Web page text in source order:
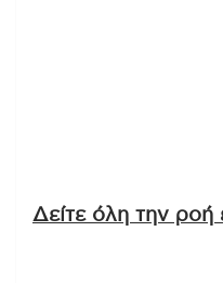
Δείτε όλη την ροή